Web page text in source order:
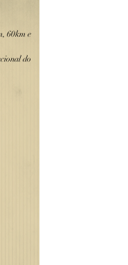
60km e
do